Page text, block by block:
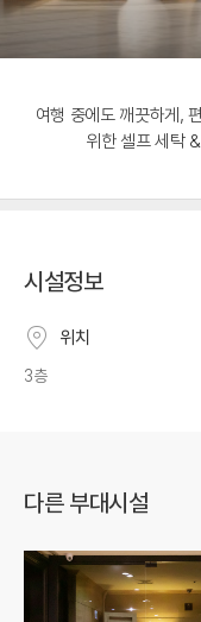
여행 중에도 깨끗하게,
위한 셀프 세탁
시설정보
위치
3층
다른 부대시설